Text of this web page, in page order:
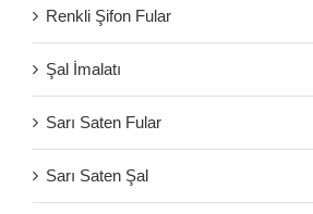
Renkli Şifon Fular
Şal İmalatı
Sarı Saten Fular
Sarı Saten Şal